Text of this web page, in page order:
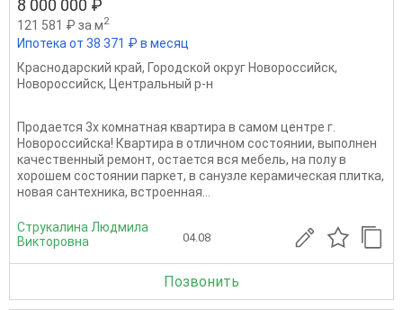
8 000 000 ₽
121 581 ₽ за м2
Ипотека от 38 371 ₽ в месяц
Краснодарский край, Городской округ Новороссийск,
Новороссийск, Центральный р-н
Продается 3х комнатная квартира в самом центре г.
Новороссийска! Квартира в отличном состоянии, выполнен
качественный ремонт, остается вся мебель, на полу в
хорошем состоянии паркет, в санузле керамическая плитка,
новая сантехника, встроенная...
Струкалина Людмила
Викторовна
04.08
Позвонить